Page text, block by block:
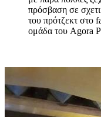
πρόσβαση σε
του πρότζεκτ στο
ομάδα του Agora